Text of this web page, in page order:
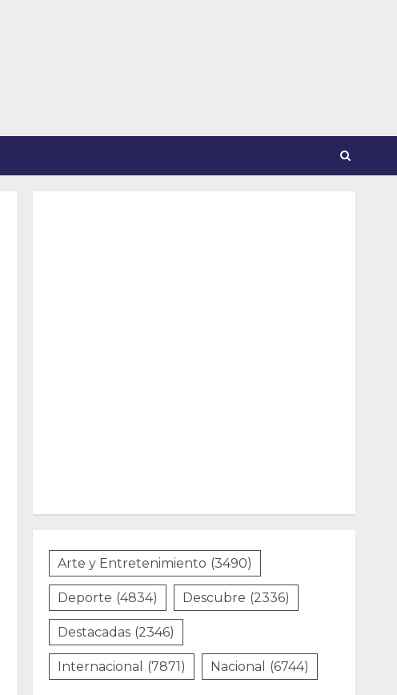
Arte y Entretenimiento (3490)
Deporte (4834) Descubre (2336)
Destacadas (2346)
Internacional (7871) Nacional (6744)